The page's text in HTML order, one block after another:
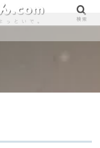
検索